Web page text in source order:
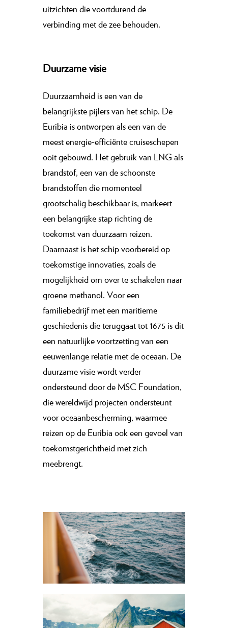
uitzichten die voortdurend de
verbinding met de zee behouden.
Duurzame visie
Duurzaamheid is een van de
belangrijkste pijlers van het schip. De
Euribia is ontworpen als een van de
meest energie-efficiënte cruiseschepen
ooit gebouwd. Het gebruik van LNG als
brandstof, een van de schoonste
brandstoffen die momenteel
grootschalig beschikbaar is, markeert
een belangrijke stap richting de
toekomst van duurzaam reizen.
Daarnaast is het schip voorbereid op
toekomstige innovaties, zoals de
mogelijkheid om over te schakelen naar
groene methanol. Voor een
familiebedrijf met een maritieme
geschiedenis die teruggaat tot 1675 is dit
een natuurlijke voortzetting van een
eeuwenlange relatie met de oceaan. De
duurzame visie wordt verder
ondersteund door de MSC Foundation,
die wereldwijd projecten ondersteunt
voor oceaanbescherming, waarmee
reizen op de Euribia ook een gevoel van
toekomstgerichtheid met zich
meebrengt.